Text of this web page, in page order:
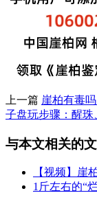
上一篇 崖柏有毒
子盘玩步骤：醒
与本文相关的
【视频】崖
1斤左右的“